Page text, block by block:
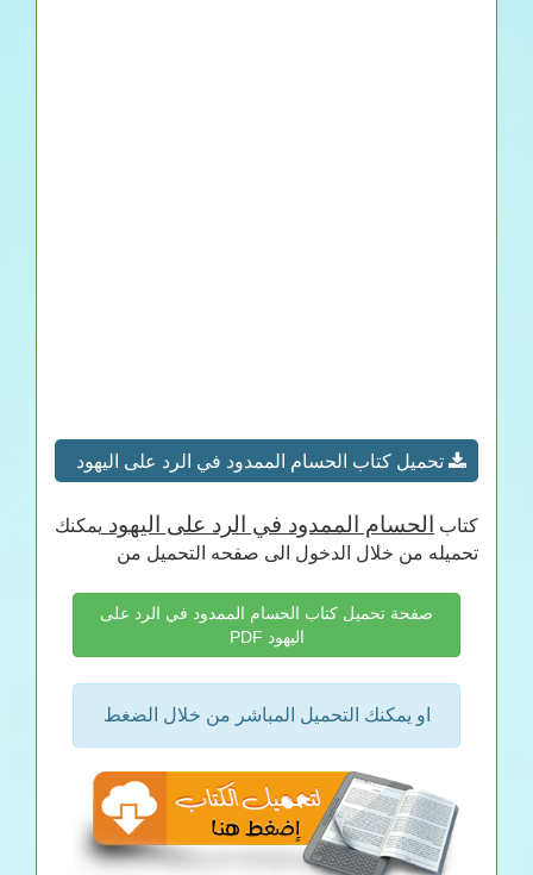
تحميل كتاب الحسام الممدود في الرد على اليهود
كتاب الحسام الممدود في الرد على اليهود يمكنك
تحميله من خلال الدخول الى صفحه التحميل من
صفحة تحميل كتاب الحسام الممدود في الرد على
اليهود PDF
او يمكنك التحميل المباشر من خلال الضغط